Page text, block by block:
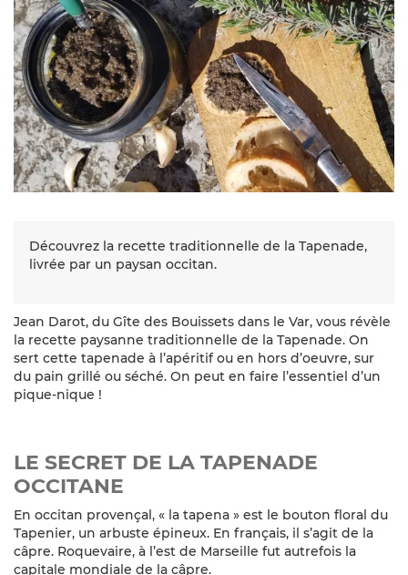
Découvrez la recette traditionnelle de la Tapenade,
livrée par un paysan occitan.
Jean Darot, du Gîte des Bouissets dans le Var, vous révèle
la recette paysanne traditionnelle de la Tapenade. On
sert cette tapenade à l’apéritif ou en hors d’oeuvre, sur
du pain grillé ou séché. On peut en faire l’essentiel d’un
pique-nique !
LE SECRET DE LA TAPENADE
OCCITANE
En occitan provençal, « la tapena » est le bouton floral du
Tapenier, un arbuste épineux. En français, il s’agit de la
câpre. Roquevaire, à l’est de Marseille fut autrefois la
capitale mondiale de la câpre.